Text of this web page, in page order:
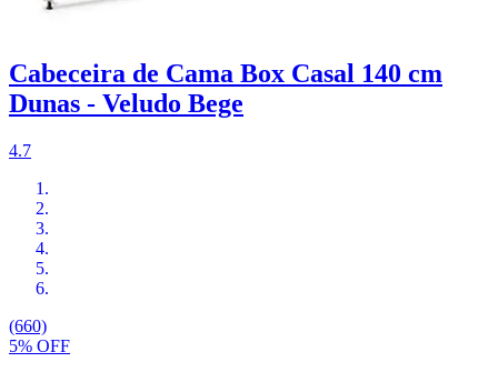
Cabeceira de Cama Box Casal 140 cm
Dunas - Veludo Bege
4.7
(660)
5% OFF